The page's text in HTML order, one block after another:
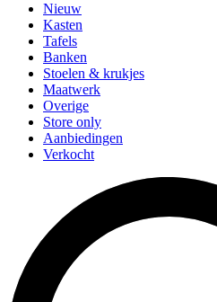
Nieuw
Kasten
Tafels
Banken
Stoelen & krukjes
Maatwerk
Overige
Store only
Aanbiedingen
Verkocht